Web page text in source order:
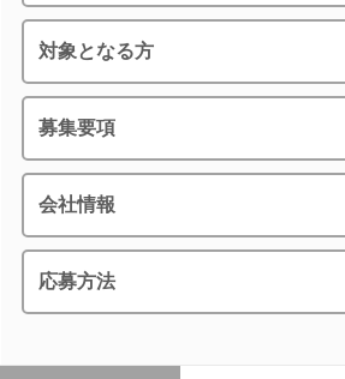
対象となる方
募集要項
会社情報
応募方法